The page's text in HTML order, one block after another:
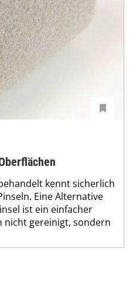
kennt sicherlich
Eine Alternative
ist ein einfacher
nicht gereinigt, sondern